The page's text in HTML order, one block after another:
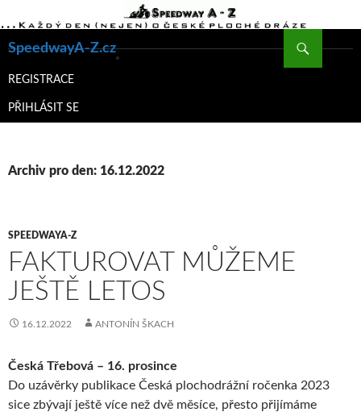
SpeedwayA-Z.cz
K
WEBU
REGISTRACE
PŘIHLÁSIT SE
Archiv pro den: 16.12.2022
SPEEDWAYA-Z
FAKTUROVAT MŮŽEME
JEŠTĚ LETOS
16.12.2022 ANTONÍN ŠKACH
Česká Třebová – 16. prosince
Do uzávěrky publikace Česká plochodrážní ročenka 2023
sice zbývají ještě více než dvě měsíce, přesto přijímáme